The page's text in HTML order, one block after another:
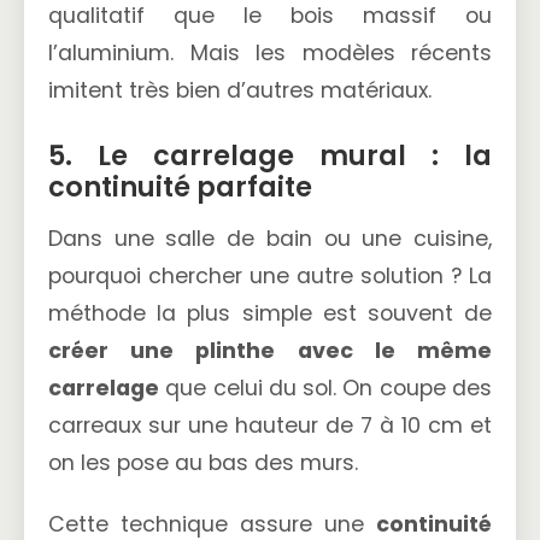
qualitatif que le bois massif ou
l’aluminium. Mais les modèles récents
imitent très bien d’autres matériaux.
5. Le carrelage mural : la
continuité parfaite
Dans une salle de bain ou une cuisine,
pourquoi chercher une autre solution ? La
méthode la plus simple est souvent de
créer une plinthe avec le même
carrelage que celui du sol. On coupe des
carreaux sur une hauteur de 7 à 10 cm et
on les pose au bas des murs.
Cette technique assure une continuité